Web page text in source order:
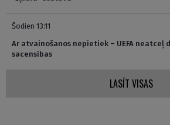
Šodien 13:11
Ar atvainošanos nepietiek – UEFA neatceļ
sacensības
LASĪT VISAS